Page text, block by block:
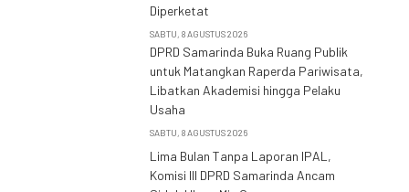
Diperketat
SABTU, 8 AGUSTUS 2026
DPRD Samarinda Buka Ruang Publik
untuk Matangkan Raperda Pariwisata,
Libatkan Akademisi hingga Pelaku
Usaha
SABTU, 8 AGUSTUS 2026
Lima Bulan Tanpa Laporan IPAL,
Komisi III DPRD Samarinda Ancam